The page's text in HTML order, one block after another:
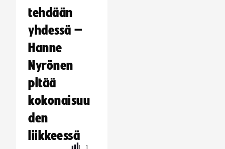
tehdään
yhdessä –
Hanne
Nyrönen
pitää
kokonaisuu
den
liikkeessä